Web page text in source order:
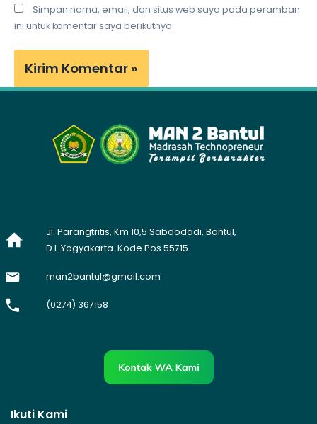
Simpan nama, email, dan situs web saya pada peramban
ini untuk komentar saya berikutnya.
Jl. Parangtritis, Km 10,5 Sabdodadi, Bantul,
D.I. Yogyakarta. Kode Pos 55715
man2bantul@gmail.com
(0274) 367158
Ikuti Kami